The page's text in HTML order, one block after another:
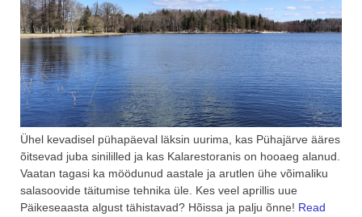
Ühel kevadisel pühapäeval läksin uurima, kas Pühajärve ääres
õitsevad juba sinililled ja kas Kalarestoranis on hooaeg alanud.
Vaatan tagasi ka möödunud aastale ja arutlen ühe võimaliku
salasoovide täitumise tehnika üle. Kes veel aprillis uue
Päikeseaasta algust tähistavad? Hõissa ja palju õnne! Read